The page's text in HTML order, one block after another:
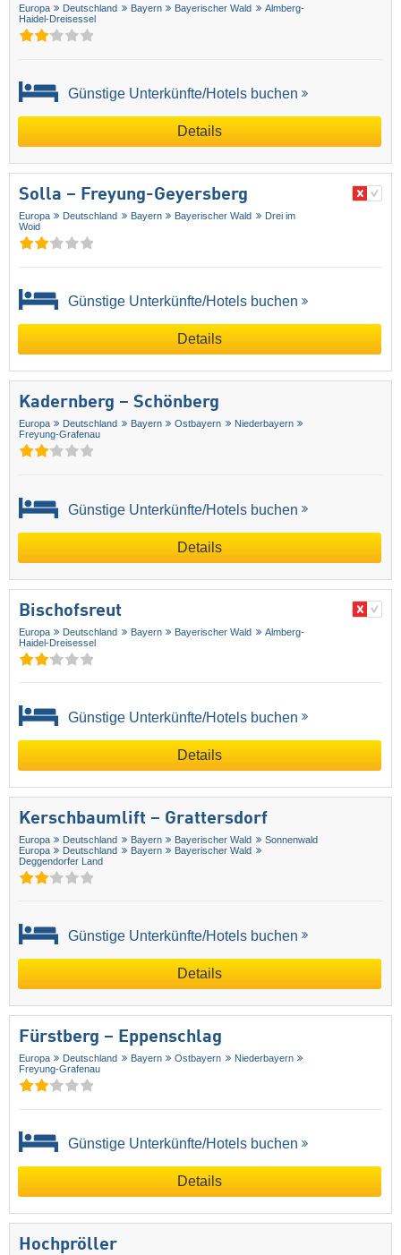
Europa Deutschland Bayern Bayerischer Wald
Almberg-
Haidel-Dreisessel
Günstige Unterkünfte/Hotels buchen
Details
Solla – Freyung-Geyersberg
Europa Deutschland Bayern Bayerischer Wald
Drei im
Woid
Günstige Unterkünfte/Hotels buchen
Details
Kadernberg – Schönberg
Europa Deutschland Bayern Ostbayern
Niederbayern
Freyung-Grafenau
Günstige Unterkünfte/Hotels buchen
Details
Bischofsreut
Europa Deutschland Bayern Bayerischer Wald
Almberg-
Haidel-Dreisessel
Günstige Unterkünfte/Hotels buchen
Details
Kerschbaumlift – Grattersdorf
Europa Deutschland Bayern Bayerischer Wald
Sonnenwald
Europa
Deutschland Bayern
Bayerischer Wald
Deggendorfer Land
Günstige Unterkünfte/Hotels buchen
Details
Fürstberg – Eppenschlag
Europa Deutschland Bayern Ostbayern
Niederbayern
Freyung-Grafenau
Günstige Unterkünfte/Hotels buchen
Details
Hochpröller